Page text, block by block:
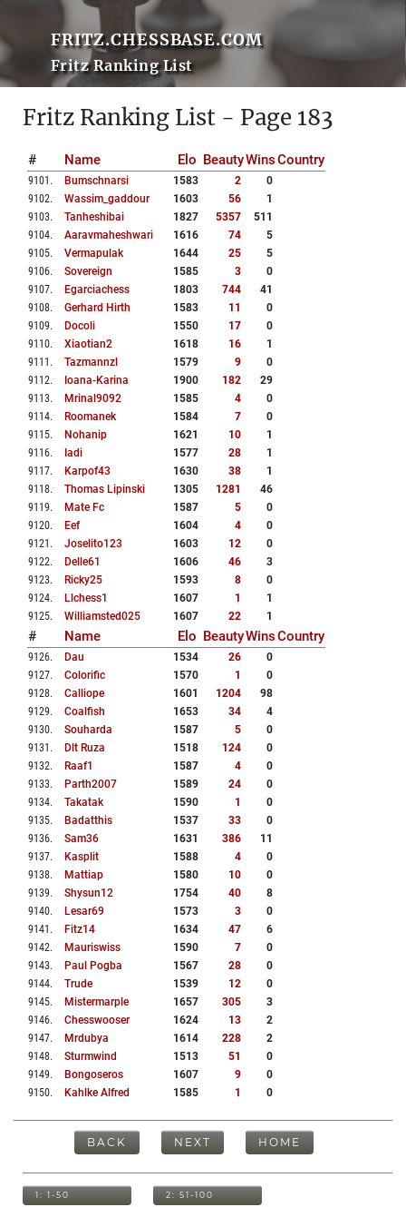
FRITZ.CHESSBASE.COM
Fritz Ranking List
Fritz Ranking List - Page 183
# Name Elo BeautyWinsCountry
9101 . Bumschnarsi 1583 2
0
9102. Wassim_gaddour 1603 56
1
9103. Tanheshibai 1827 5357
511
9104. Aaravmaheshwari 1616 74
5
9105. Vermapulak 1644 25
5
9106. Sovereign 1585 3
0
9107. Egarciachess 1803 744
41
9108. Gerhard Hirth 1583 11
0
9109. Docoli 1550 17
0
9110. Xiaotian2 1618 16
1
9111 . Tazmannzl 1579 9
0
9112. Ioana-Karina 1900 182
29
9113. Mrinal9092 1585 4
0
9114. Roomanek 1584 7
0
9115. Nohanip 1621 10
1
9116. Iadi 1577 28
1
9117. Karpof43 1630 38
1
9118. Thomas Lipinski 1305 1281
46
9119. Mate Fc 1587 5
0
9120. Eef 1604 4
0
9121 . Joselito123 1603 12
0
9122. Delle61 1606 46
3
9123. Ricky25 1593 8
0
9124. Llchess1 1607 1
1
9125. Williamsted025 1607 22 1
# Name Elo BeautyWinsCountry
9126. Dau 1534 26
0
9127. Colorific 1570 1
0
9128. Calliope 1601 1204
98
9129. Coalfish 1653 34
4
9130. Souharda 1587 5
0
9131 . Dlt Ruza 1518 124
0
9132. Raaf1 1587 4
0
9133. Parth2007 1589 24
0
9134. Takatak 1590 1
0
9135. Badatthis 1537 33
0
9136. Sam36 1631 386
11
9137. Kasplit 1588 4
0
9138. Mattiap 1580 10
0
9139. Shysun12 1754 40
8
9140. Lesar69 1573 3
0
9141 . Fitz14 1634 47
6
9142. Mauriswiss 1590 7
0
9143. Paul Pogba 1567 28
0
9144. Trude 1539 12
0
9145. Mistermarple 1657 305
3
9146. Chesswooser 1624 13
2
9147. Mrdubya 1614 228
2
9148. Sturmwind 1513 51
0
9149. Bongoseros 1607 9
0
9150. Kahlke Alfred 1585 1 0
BACK NEXT HOME
1: 1-50 2: 51-100